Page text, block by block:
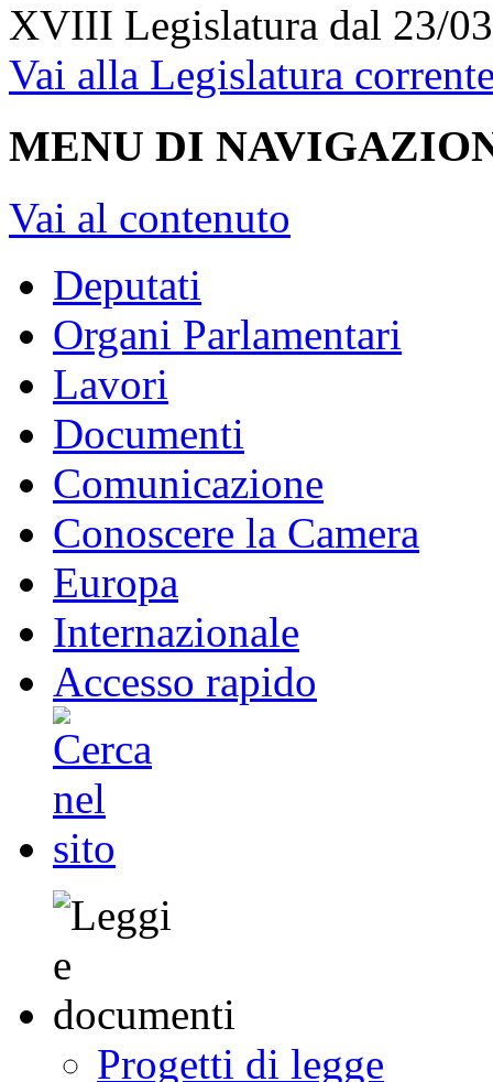
XVIII Legislatura dal 23/
Vai alla Legislatura
MENU DI
Vai al contenuto
Deputati
Organi Parlamentari
Lavori
Documenti
Comunicazione
Conoscere la Camera
Europa
Internazionale
Accesso rapido
Progetti di legge